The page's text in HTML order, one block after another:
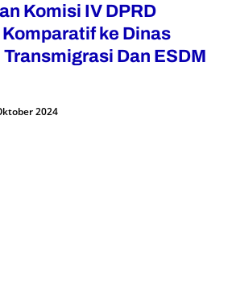
Komisi IV DPRD
ke Dinas
Dan ESDM
2024